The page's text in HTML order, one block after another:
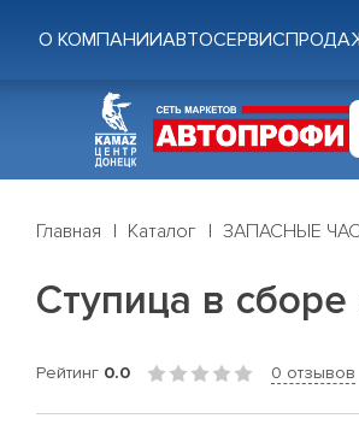
О КОМПАНИИАВТОСЕРВИС
Главная Каталог ЗАПАСНЫЕ
Ступица в сборе
Рейтинг 0.0 0 отзывов